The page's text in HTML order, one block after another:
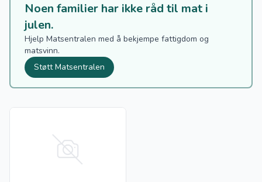
Noen familier har ikke råd til mat i
julen.
Hjelp Matsentralen med å bekjempe fattigdom og
matsvinn.
Støtt Matsentralen